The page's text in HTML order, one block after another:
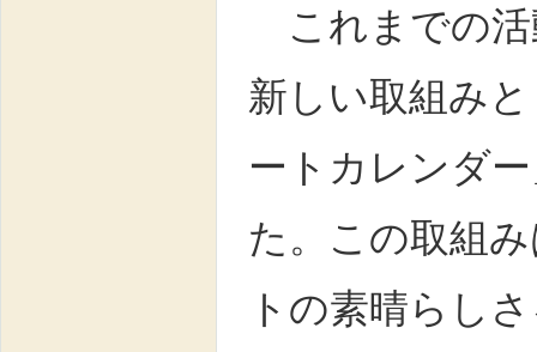
これまでの活
新しい取組み
ートカレンダ
た。この取組
トの素晴らし